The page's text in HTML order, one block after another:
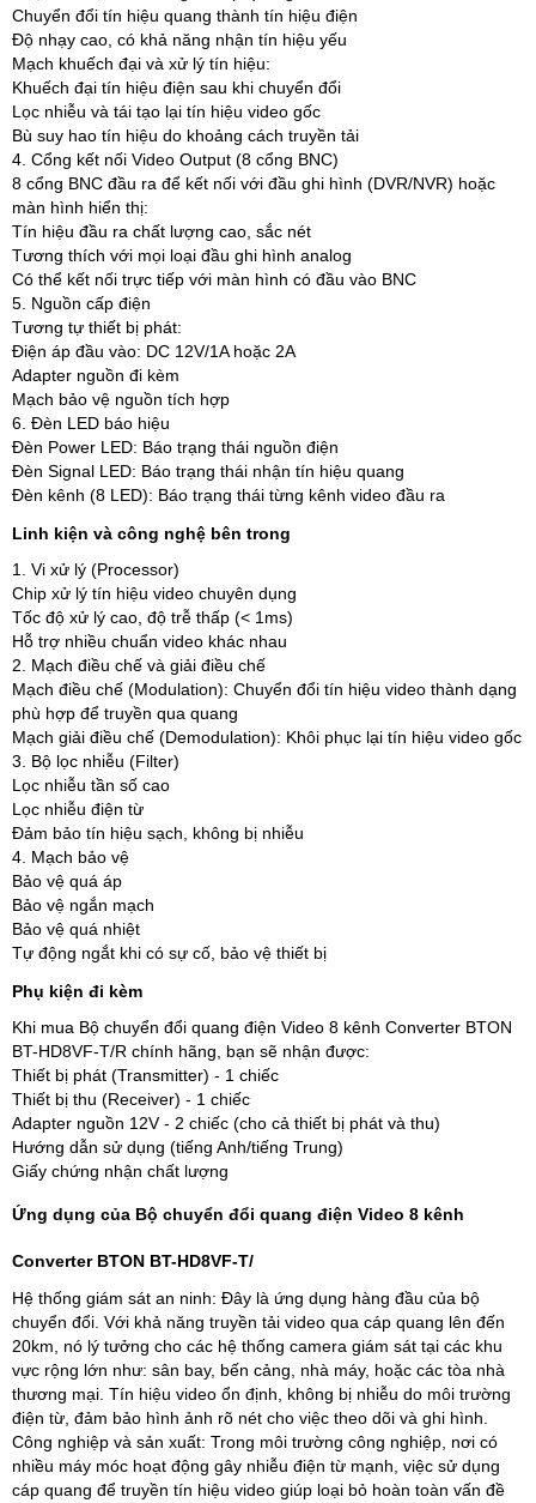
Chuyển đổi tín hiệu quang thành tín hiệu điện
Độ nhạy cao, có khả năng nhận tín hiệu yếu
Mạch khuếch đại và xử lý tín hiệu:
Khuếch đại tín hiệu điện sau khi chuyển đổi
Lọc nhiễu và tái tạo lại tín hiệu video gốc
Bù suy hao tín hiệu do khoảng cách truyền tải
4. Cổng kết nối Video Output (8 cổng BNC)
8 cổng BNC đầu ra để kết nối với đầu ghi hình (DVR/NVR) hoặc
màn hình hiển thị:
Tín hiệu đầu ra chất lượng cao, sắc nét
Tương thích với mọi loại đầu ghi hình analog
Có thể kết nối trực tiếp với màn hình có đầu vào BNC
5. Nguồn cấp điện
Tương tự thiết bị phát:
Điện áp đầu vào: DC 12V/1A hoặc 2A
Adapter nguồn đi kèm
Mạch bảo vệ nguồn tích hợp
6. Đèn LED báo hiệu
Đèn Power LED: Báo trạng thái nguồn điện
Đèn Signal LED: Báo trạng thái nhận tín hiệu quang
Đèn kênh (8 LED): Báo trạng thái từng kênh video đầu ra
Linh kiện và công nghệ bên trong
1. Vi xử lý (Processor)
Chip xử lý tín hiệu video chuyên dụng
Tốc độ xử lý cao, độ trễ thấp (< 1ms)
Hỗ trợ nhiều chuẩn video khác nhau
2. Mạch điều chế và giải điều chế
Mạch điều chế (Modulation): Chuyển đổi tín hiệu video thành dạng
phù hợp để truyền qua quang
Mạch giải điều chế (Demodulation): Khôi phục lại tín hiệu video gốc
3. Bộ lọc nhiễu (Filter)
Lọc nhiễu tần số cao
Lọc nhiễu điện từ
Đảm bảo tín hiệu sạch, không bị nhiễu
4. Mạch bảo vệ
Bảo vệ quá áp
Bảo vệ ngắn mạch
Bảo vệ quá nhiệt
Tự động ngắt khi có sự cố, bảo vệ thiết bị
Phụ kiện đi kèm
Khi mua Bộ chuyển đổi quang điện Video 8 kênh Converter BTON
BT-HD8VF-T/R chính hãng, bạn sẽ nhận được:
Thiết bị phát (Transmitter) - 1 chiếc
Thiết bị thu (Receiver) - 1 chiếc
Adapter nguồn 12V - 2 chiếc (cho cả thiết bị phát và thu)
Hướng dẫn sử dụng (tiếng Anh/tiếng Trung)
Giấy chứng nhận chất lượng
Ứng dụng của Bộ chuyển đổi quang điện Video 8 kênh
Converter BTON BT-HD8VF-T/
Hệ thống giám sát an ninh: Đây là ứng dụng hàng đầu của bộ
chuyển đổi. Với khả năng truyền tải video qua cáp quang lên đến
20km, nó lý tưởng cho các hệ thống camera giám sát tại các khu
vực rộng lớn như: sân bay, bến cảng, nhà máy, hoặc các tòa nhà
thương mại. Tín hiệu video ổn định, không bị nhiễu do môi trường
điện từ, đảm bảo hình ảnh rõ nét cho việc theo dõi và ghi hình.
Công nghiệp và sản xuất: Trong môi trường công nghiệp, nơi có
nhiều máy móc hoạt động gây nhiễu điện từ mạnh, việc sử dụng
cáp quang để truyền tín hiệu video giúp loại bỏ hoàn toàn vấn đề